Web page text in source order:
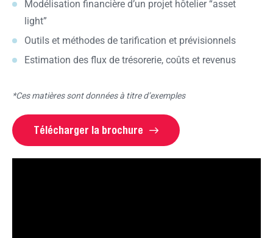
Modélisation financière d’un projet hôtelier “asset
light”
Outils et méthodes de tarification et prévisionnels
Estimation des flux de trésorerie, coûts et revenus
*Ces matières sont données à titre d’exemples
Télécharger la brochure